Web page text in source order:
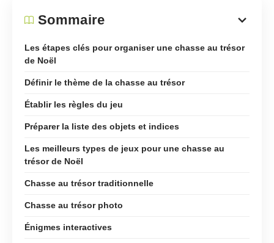
Sommaire
Les étapes clés pour organiser une chasse au trésor
de Noël
Définir le thème de la chasse au trésor
Établir les règles du jeu
Préparer la liste des objets et indices
Les meilleurs types de jeux pour une chasse au
trésor de Noël
Chasse au trésor traditionnelle
Chasse au trésor photo
Énigmes interactives